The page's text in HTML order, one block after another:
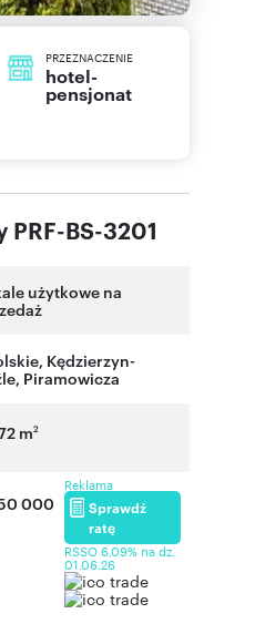
PRZEZNACZENIE
hotel-
pensjonat
PRF-BS-3201
użytkowe na
, Kędzierzyn-
, Piramowicza
m2
000
Reklama
Sprawdź
ratę
RSSO 6,09% na dz.
01.06.26